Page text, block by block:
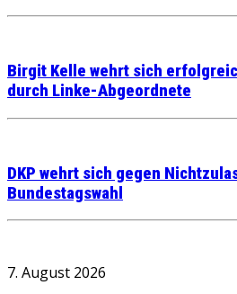
Birgit Kelle wehrt sich
durch Linke-Abgeordnete
DKP wehrt sich gegen
Bundestagswahl
7. August 2026